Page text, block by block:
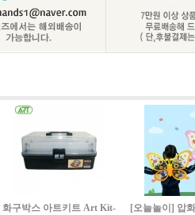
화구박스 아트키트 Art Kit-
[오늘놀이] 압